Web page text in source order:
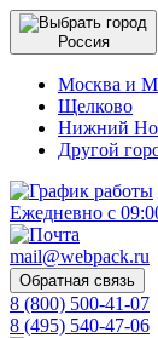
Россия
Москва и
Щелково
Нижний
Другой
Ежедневно с
mail@webpack.ru
Обратная связь
8 (800) 500-41-07
8 (495) 540-47-06